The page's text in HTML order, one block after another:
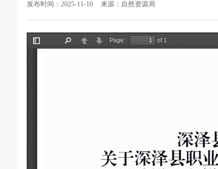
发布时间：2025-11-10 来源：自然资源局